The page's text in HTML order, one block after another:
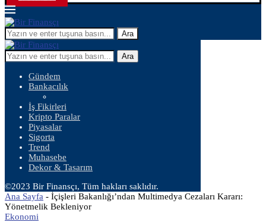
Ara
Ara
Gündem
Bankacılık
İş Fikirleri
Kripto Paralar
Piyasalar
Sigorta
Trend
Muhasebe
Dekor & Tasarım
©2023 Bir Finansçı, Tüm hakları saklıdır.
Ana Sayfa - İçişleri Bakanlığı’ndan Multimedya Cezaları Kararı:
Yönetmelik Bekleniyor
Ekonomi